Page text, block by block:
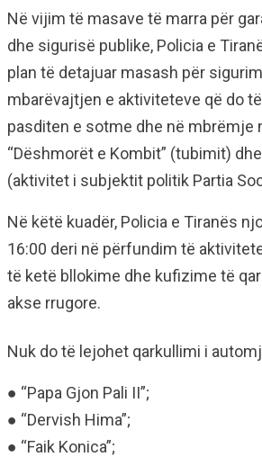
Në vijim të masave të marra për
dhe sigurisë publike, Policia e
plan të detajuar masash për
mbarëvajtjen e aktiviteteve që do
pasditen e sotme dhe në mbrëmje
“Dëshmorët e Kombit” (tubimit)
(aktivitet i subjektit politik Partia
Në këtë kuadër, Policia e Tiranës
16:00 deri në përfundim të
të ketë bllokime dhe kufizime të
akse rrugore.
Nuk do të lejohet qarkullimi i
● “Papa Gjon Pali II”;
● “Dervish Hima”;
● “Faik Konica”;